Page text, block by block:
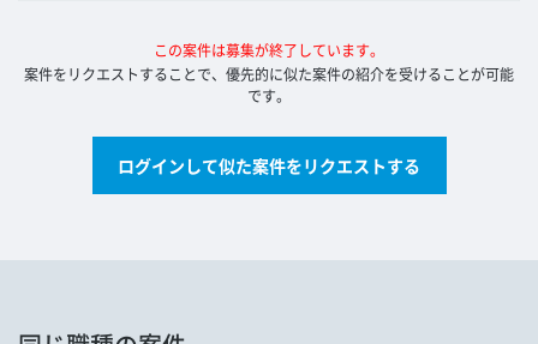
この案件は募集が終了しています。
案件をリクエストすることで、優先的に似た案件の紹介を受けることが可能
です。
ログインして似た案件をリクエストする